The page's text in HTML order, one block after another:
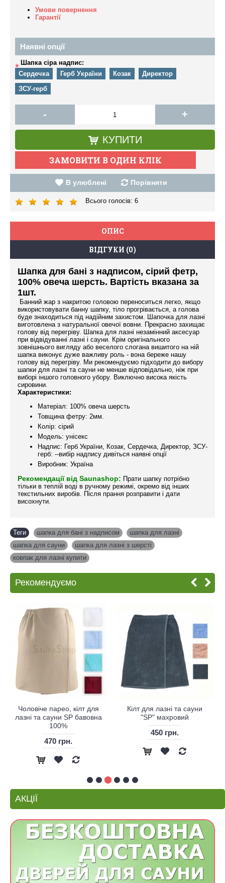
Умови повернення
Гарантії
Наявні опції
* Шапка сіра надпис:
Сердечка
Герб України Козак
Директор
ЗСУ-герб
- +
КУПИТИ
В улюблені Порівняти
Всього голосів: 6
ОПИС
ВІДГУКИ (0)
Шапка для бані з надписом, сірий фетр,
100% овеча шерсть. Вартість вказана за
1шт.
Банний жар з накритою головою переноситься легко, якщо
використовувати банну шапку, тіло прогрівається, а голова
буде знаходиться під надійним захистом. Шапочка для лазні
виготовлена з натуральної овечої вовни. Прекрасно захищає
голову від перегріву. Шапка для лазні незамінний аксесуар
при відвідуванні лазні і сауни. Крім оригінального
зовнішнього вигляду або веселого слогана вишитого на ній
шапка виконує дуже важливу роль - вона береже нашу
голову від перегріву. Ми рекомендуємо підходити до вибору
шапки для лазні та сауни не менше відповідально, ніж при
виборі іншого головного убору. Виключно висока якість
сировини.
Характеристики:
Матеріал: 100% овеча шерсть
Товщина фетру: 2мм.
Колір: сірий
Модель: унісекс
Надпис: Герб України, Козак, Сердечка, Директор, ЗСУ-
герб: --вибір надпису дивіться наявні опції
Виробник: Україна
Рекомендації від Saunashop: Прати шапку потрібно
тільки в теплій воді в ручному режимі, окремо від інших
текстильних виробів. Після прання розправити і дати
висохнути.
Теги шапка для бані з надписом шапка для лазні
шапка для сауни
шапка для лазні з шерсті
ковпак для лазні купити
Рекомендуємо
Чоловіче парео, кілт для
лазні та сауни SP бавовна
100%
470 грн.
Кілт для лазні та сауни
"SP" махровий
450 грн.
АКЦІЇ